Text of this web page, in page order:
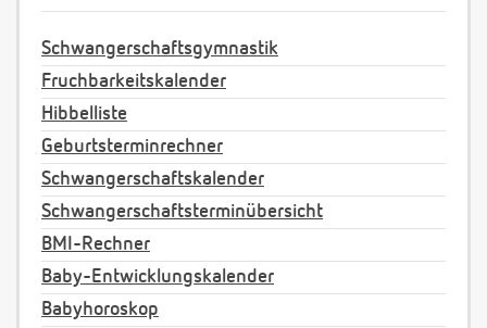
Schwangerschaftsgymnastik
Fruchbarkeitskalender
Hibbelliste
Geburtsterminrechner
Schwangerschaftskalender
Schwangerschaftsterminübersicht
BMI-Rechner
Baby-Entwicklungskalender
Babyhoroskop